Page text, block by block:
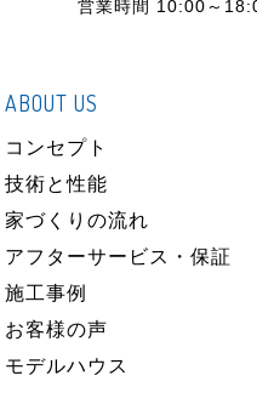
営業時間 10:00～
ABOUT US
コンセプト
技術と性能
家づくりの流れ
アフターサービス・保証
施工事例
お客様の声
モデルハウス